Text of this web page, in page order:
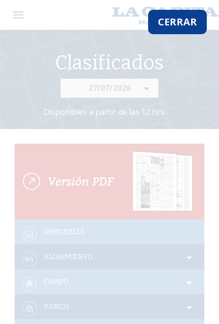
CERRAR
×
La
Tecnología
Interés
General
La
Arte
Clasificados
27/07/2026
Disponibles a partir de las 12 hrs.
INMUEBLES
ALOJAMIENTO
CAMPO
VARIOS